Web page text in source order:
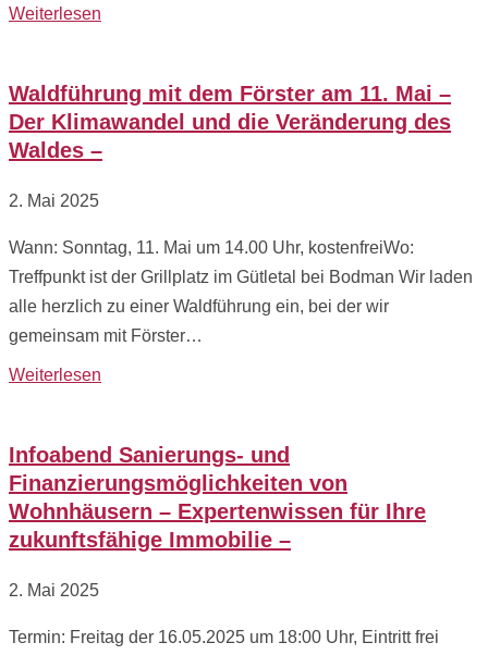
Weiterlesen
Waldführung mit dem Förster am 11. Mai –
Der Klimawandel und die Veränderung des
Waldes –
2. Mai 2025
Wann: Sonntag, 11. Mai um 14.00 Uhr, kostenfreiWo:
Treffpunkt ist der Grillplatz im Gütletal bei Bodman Wir laden
alle herzlich zu einer Waldführung ein, bei der wir
gemeinsam mit Förster…
Weiterlesen
Infoabend Sanierungs- und
Finanzierungsmöglichkeiten von
Wohnhäusern – Expertenwissen für Ihre
zukunftsfähige Immobilie –
2. Mai 2025
Termin: Freitag der 16.05.2025 um 18:00 Uhr, Eintritt frei